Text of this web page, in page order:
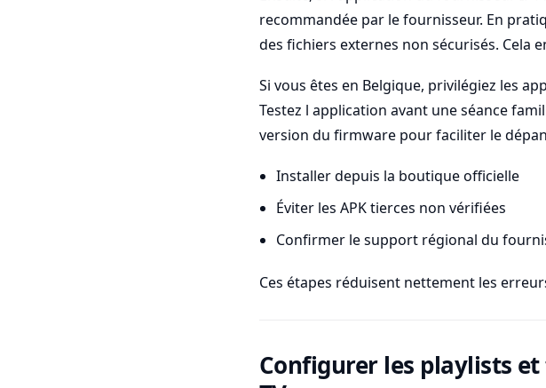
recommandée par le fournisseur. En
des fichiers externes non sécurisés. Cela
Si vous êtes en Belgique, privilégiez les
Testez l application avant une séance
version du firmware pour faciliter le
Installer depuis la boutique officielle
Éviter les APK tierces non vérifiées
Confirmer le support régional du
Ces étapes réduisent nettement les
Configurer les playlists